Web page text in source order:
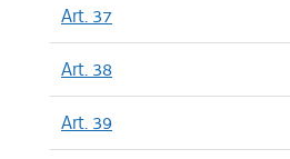
Art. 37
Art. 38
Art. 39